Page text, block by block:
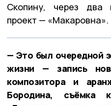
Скопину, через два
проект — «Макаровна».
— Это был очередной
жизни — запись
композитора и
Бородина, съёмка